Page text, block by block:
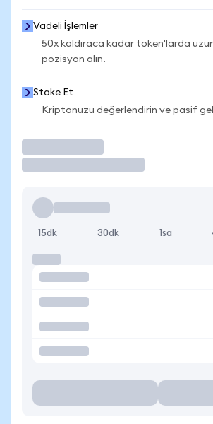
Vadeli İşlemler
50x kaldıraca kadar token'larda
pozisyon alın.
Stake Et
Kriptonuzu değerlendirin ve pasif
15dk 30dk 1sa